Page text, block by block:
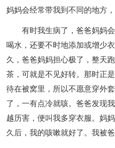
妈妈会经常带我到不同的地方
有时我生病了，爸爸妈妈
喝水，还要不时地添加或增少
久，爸爸妈妈担心极了，整天
茶，可就是不见好转。那时正
待在被窝里，所以不愿意穿外
了，一有点冷就咳。爸爸发现
越历害，便叫我多穿衣服。妈
久后，我的咳嗽就好了。我被